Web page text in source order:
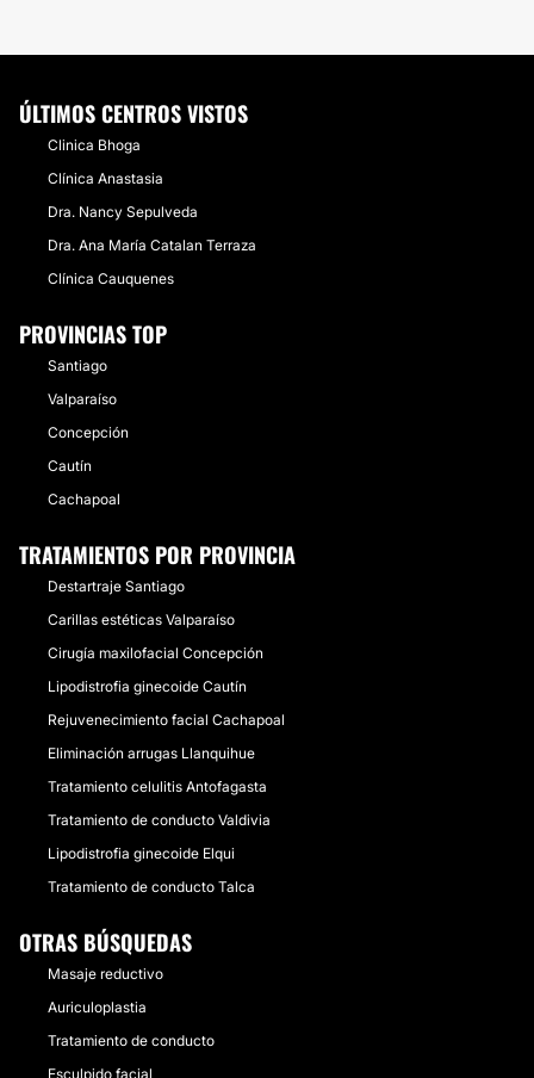
ÚLTIMOS CENTROS VISTOS
Clinica Bhoga
Clínica Anastasia
Dra. Nancy Sepulveda
Dra. Ana María Catalan Terraza
Clínica Cauquenes
PROVINCIAS TOP
Santiago
Valparaíso
Concepción
Cautín
Cachapoal
TRATAMIENTOS POR PROVINCIA
Destartraje Santiago
Carillas estéticas Valparaíso
Cirugía maxilofacial Concepción
Lipodistrofia ginecoide Cautín
Rejuvenecimiento facial Cachapoal
Eliminación arrugas Llanquihue
Tratamiento celulitis Antofagasta
Tratamiento de conducto Valdivia
Lipodistrofia ginecoide Elqui
Tratamiento de conducto Talca
OTRAS BÚSQUEDAS
Masaje reductivo
Auriculoplastia
Tratamiento de conducto
Esculpido facial